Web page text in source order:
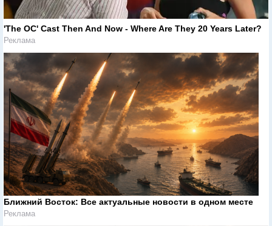
'The OC' Cast Then And Now - Where Are They 20 Years Later?
Реклама
Ближний Восток: Все актуальные новости в одном месте
Реклама